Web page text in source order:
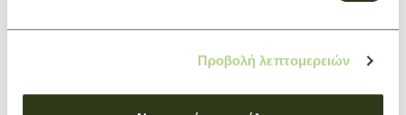
Προβολή λεπτομερειών